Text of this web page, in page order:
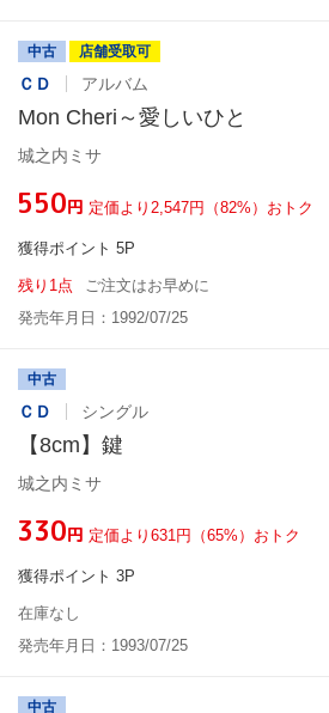
中古 店舗受取可
ＣＤ アルバム
Mon Cheri～愛しいひと
城之内ミサ
¥550円 定価より2,547円（82%）おトク
獲得ポイント 5P
残り1点
ご注文はお早めに
発売年月日：1992/07/25
中古
ＣＤ シングル
【8cm】鍵
城之内ミサ
¥330円 定価より631円（65%）おトク
獲得ポイント 3P
在庫なし
発売年月日：1993/07/25
中古